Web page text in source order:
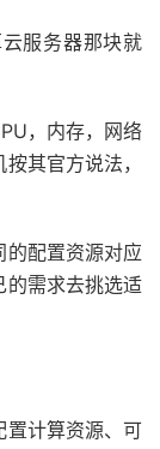
服务器那块就
，内存，网络
其官方说法，
的配置资源对应
的需求去挑选适
置计算资源、可